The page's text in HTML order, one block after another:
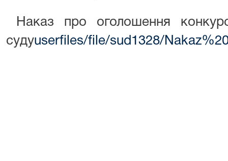
Наказ про оголошення
судуuserfiles/file/sud1328/